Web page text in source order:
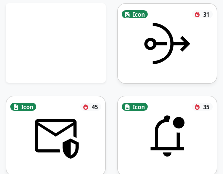
Icon 31
Icon 45 Icon 35